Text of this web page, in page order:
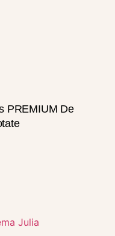
PREMIUM De